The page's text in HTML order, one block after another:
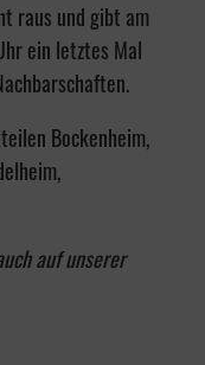
raus und gibt am
ein letztes Mal
Bockenheim,
auf unserer